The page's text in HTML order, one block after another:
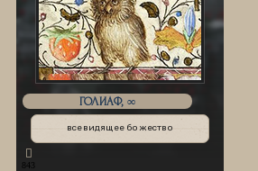
ГОЛИАФ, ∞
всевидящее божество
843